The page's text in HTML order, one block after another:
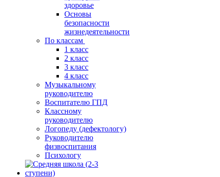
здоровье
Основы
безопасности
жизнедеятельности
По классам
1 класс
2 класс
3 класс
4 класс
Музыкальному
руководителю
Воспитателю ГПД
Классному
руководителю
Логопеду (дефектологу)
Руководителю
физвоспитания
Психологу